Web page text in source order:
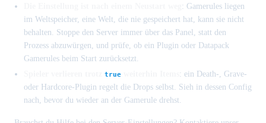
: Gamerules liegen
im Weltspeicher, eine Welt, die nie gespeichert hat, kann sie nicht
behalten. Stoppe den Server immer über das Panel, statt den
Prozess abzuwürgen, und prüfe, ob ein Plugin oder Datapack
Gamerules beim Start zurücksetzt.
true
: ein Death-, Grave-
oder Hardcore-Plugin regelt die Drops selbst. Sieh in dessen Config
nach, bevor du wieder an der Gamerule drehst.